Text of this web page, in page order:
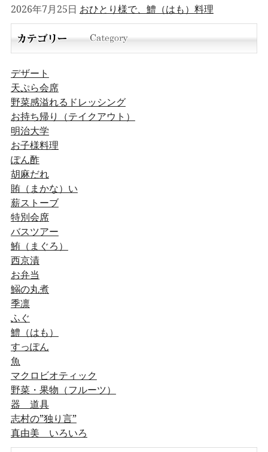
2026年7月25日 おひとり様で、鱧（はも）料理
デザート
天ぷら会席
野菜感溢れるドレッシング
お持ち帰り（テイクアウト）
明治大学
お子様料理
ぽん酢
胡麻だれ
賄（まかな）い
薪ストーブ
特別会席
バスツアー
鮪（まぐろ）
西京漬
お弁当
鰯の丸煮
季凛
ふぐ
鱧（はも）
すっぽん
魚
マクロビオティック
野菜・果物（フルーツ）
器 道具
志村の”独り言”
真由美 いろいろ